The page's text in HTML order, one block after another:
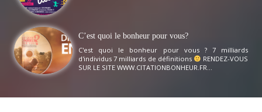
C’est quoi le bonheur pour vous?
C'est quoi le bonheur pour vous ? 7 milliards
d'individus 7 milliards de définitions
RENDEZ-VOUS
SUR LE SITE WWW.CITATIONBONHEUR.FR...